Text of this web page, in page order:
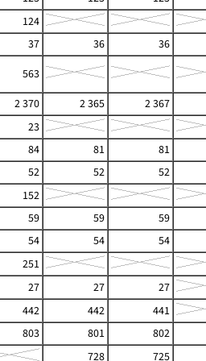
124
37 36 36
563
2 370 2 365 2 367
23
84 81 81
52 52 52
152
59 59 59
54 54 54
251
27 27
27
442 442
441
803 801 802
728 725